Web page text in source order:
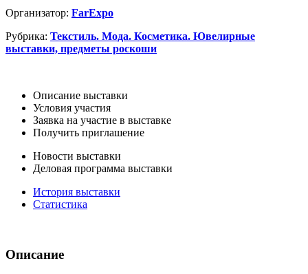
Организатор: FarExpo
Рубрика: Текстиль. Мода. Косметика. Ювелирные
выставки, предметы роскоши
Описание выставки
Условия участия
Заявка на участие в выставке
Получить приглашение
Новости выставки
Деловая программа выставки
История выставки
Статистика
Описание